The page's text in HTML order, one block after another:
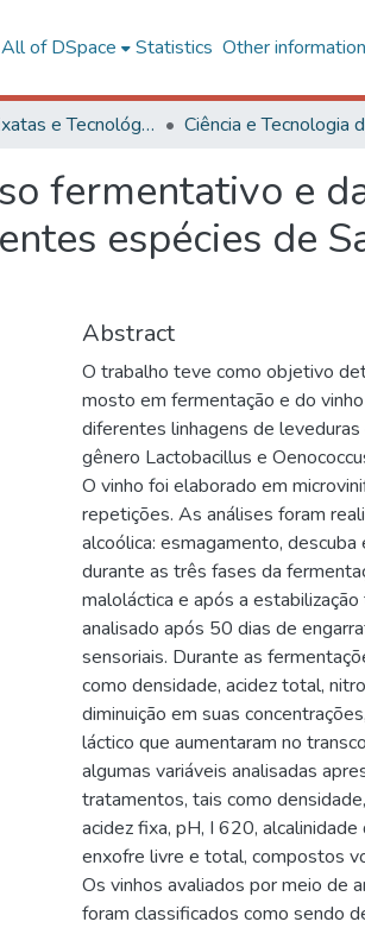
All of DSpace Statistics Other information
Ciências Exatas e Tecnológicas
fermentativo e
espécies de
Abstract
O trabalho teve como objetivo
mosto em fermentação e do
diferentes linhagens de
gênero Lactobacillus e
O vinho foi elaborado em
repetições. As análises foram
alcoólica: esmagamento,
durante as três fases da
maloláctica e após a
analisado após 50 dias de
sensoriais. Durante as
como densidade, acidez total,
diminuição em suas
láctico que aumentaram no
algumas variáveis analisadas
tratamentos, tais como
acidez fixa, pH, I 620,
enxofre livre e total, compostos
Os vinhos avaliados por meio de
foram classificados como sendo